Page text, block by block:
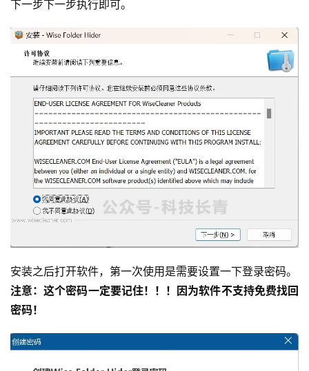
下一步下一步执行即可。
安装之后打开软件，第一次使用是需要设置一下登录密码。
注意：这个密码一定要记住！！！因为软件不支持免费找回
密码！